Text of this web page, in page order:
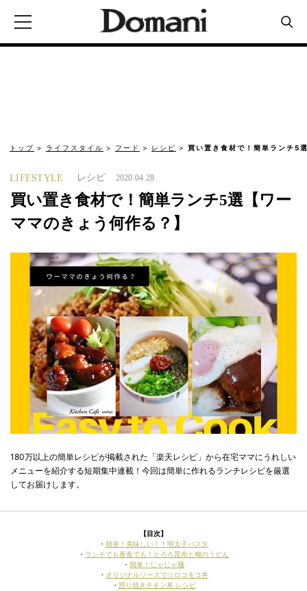
トップ ライフスタイル フード レシピ 買い置き食材で！簡単ランチ5
LIFESTYLE レシピ 2020.04.28
買い置き食材で！簡単ランチ5選【ワー
ママのきょう何作る？】
180万以上の簡単レシピが掲載された「楽天レシピ」から在宅ママにうれしい
メニューを紹介する短期集中連載！今回は簡単に作れるランチレシピを厳選
してお届けします。
【目次】
・ 簡単！美味しい！！明太子パスタ
・ ランチでも夜食でも！とろろ昆布と梅のうどん
・ 簡単！じゃじゃ麺
・ オリジナルソースで☆ロコモコ丼
・ 照り焼きチキン丼 レシピ